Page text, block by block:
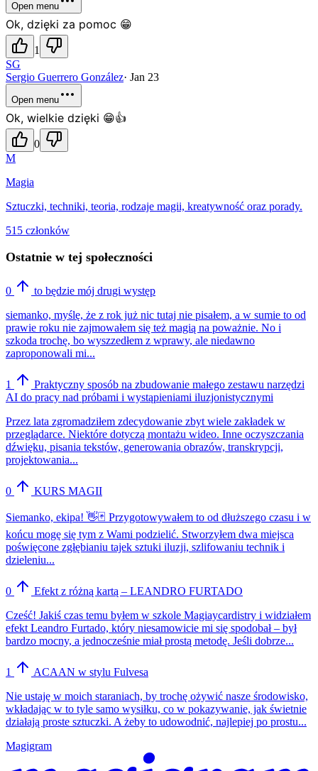
Open menu
Ok, dzięki za pomoc 😁
1
SG
Sergio Guerrero González· Jan 23
Open menu
Ok, wielkie dzięki 😁👍
0
M
Magia
Sztuczki, techniki, teoria, rodzaje magii, kreatywność oraz porady.
515 członków
Ostatnie w tej społeczności
0
to będzie mój drugi występ
siemanko, myślę, że z rok już nic tutaj nie pisałem, a w sumie to od
prawie roku nie zajmowałem się też magią na poważnie. No i
szkoda trochę, bo wyszzedłem z wprawy, ale niedawno
zaproponowali mi...
1
Praktyczny sposób na zbudowanie małego zestawu narzędzi
AI do pracy nad próbami i wystąpieniami iluzjonistycznymi
Przez lata zgromadziłem zdecydowanie zbyt wiele zakładek w
przeglądarce. Niektóre dotyczą montażu wideo. Inne oczyszczania
dźwięku, pisania tekstów, generowania obrazów, transkrypcji,
projektowania...
0 KURS MAGII
Siemanko, ekipa! 👋🃏 Przygotowywałem to od dłuższego czasu i w
końcu mogę się tym z Wami podzielić. Stworzyłem dwa miejsca
poświęcone zgłębianiu tajek sztuki iluzji, szlifowaniu technik i
dzieleniu...
0
Efekt z różną kartą – LEANDRO FURTADO
Cześć! Jakiś czas temu byłem w szkole Magiaycardistry i widziałem
efekt Leandro Furtado, który niesamowicie mi się spodobał – był
bardzo mocny, a jednocześnie miał prostą metodę. Jeśli dobrze...
1
ACAAN w stylu Fulvesa
Nie ustaję w moich staraniach, by trochę ożywić nasze środowisko,
wkładając w to tyle samo wysiłku, co w pokazywanie, jak świetnie
działają proste sztuczki. A żeby to udowodnić, najlepiej po prostu...
Magigram